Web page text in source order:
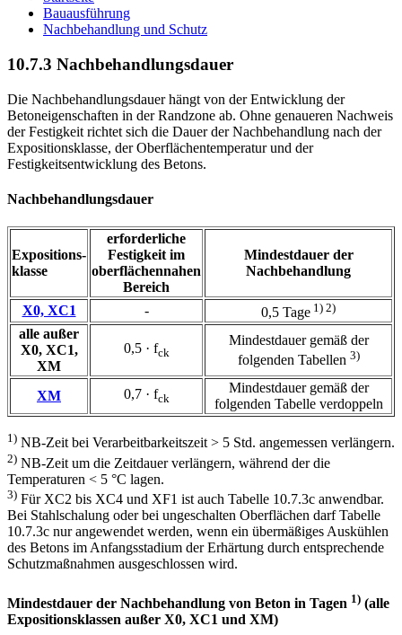
Bauausführung
Nachbehandlung und Schutz
10.7.3 Nachbehandlungsdauer
Die Nachbehandlungsdauer hängt von der Entwicklung der
Betoneigenschaften in der Randzone ab. Ohne genaueren Nachweis
der Festigkeit richtet sich die Dauer der Nachbehandlung nach der
Expositionsklasse, der Oberflächentemperatur und der
Festigkeitsentwicklung des Betons.
Nachbehandlungsdauer
Expositions-
klasse
erforderliche
Festigkeit im
oberflächennahen
Bereich
Mindestdauer der
Nachbehandlung
X0, XC1 - 0,5 Tage 1) 2)
alle außer
X0, XC1,
XM
0,5 · fck
Mindestdauer gemäß der
folgenden Tabellen 3)
XM 0,7 · fck
Mindestdauer gemäß der
folgenden Tabelle verdoppeln
1) NB-Zeit bei Verarbeitbarkeitszeit > 5 Std. angemessen verlängern.
2) NB-Zeit um die Zeitdauer verlängern, während der die
Temperaturen < 5 °C lagen.
3) Für XC2 bis XC4 und XF1 ist auch Tabelle 10.7.3c anwendbar.
Bei Stahlschalung oder bei ungeschalten Oberflächen darf Tabelle
10.7.3c nur angewendet werden, wenn ein übermäßiges Auskühlen
des Betons im Anfangsstadium der Erhärtung durch entsprechende
Schutzmaßnahmen ausgeschlossen wird.
Mindestdauer der Nachbehandlung von Beton in Tagen 1) (alle
Expositionsklassen außer X0, XC1 und XM)